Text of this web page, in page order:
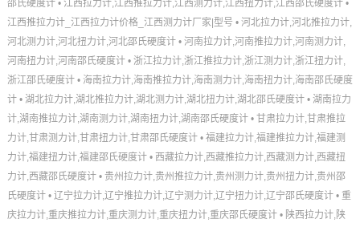
邵氏硬度计• 江西拉力计,江西推拉力计,江西测力计,江西扭力计,江西邵氏硬度计•
江西推拉力计_江西拉力计价格_江西测力计厂家|型号 • 河北拉力计,河北推拉力计,
河北测力计,河北扭力计,河北邵氏硬度计• 河南拉力计,河南推拉力计,河南测力计,
河南扭力计,河南邵氏硬度计• 浙江拉力计,浙江推拉力计,浙江测力计,浙江扭力计,
浙江邵氏硬度计• 海南拉力计,海南推拉力计,海南测力计,海南扭力计,海南邵氏硬度
计• 湖北拉力计,湖北推拉力计,湖北测力计,湖北扭力计,湖北邵氏硬度计• 湖南拉力
计,湖南推拉力计,湖南测力计,湖南扭力计,湖南邵氏硬度计• 甘肃拉力计,甘肃推拉
力计,甘肃测力计,甘肃扭力计,甘肃邵氏硬度计• 福建拉力计,福建推拉力计,福建测
力计,福建扭力计,福建邵氏硬度计• 西藏拉力计,西藏推拉力计,西藏测力计,西藏扭
力计,西藏邵氏硬度计• 贵州拉力计,贵州推拉力计,贵州测力计,贵州扭力计,贵州邵
氏硬度计• 辽宁拉力计,辽宁推拉力计,辽宁测力计,辽宁扭力计,辽宁邵氏硬度计• 重
庆拉力计,重庆推拉力计,重庆测力计,重庆扭力计,重庆邵氏硬度计• 陕西拉力计,陕